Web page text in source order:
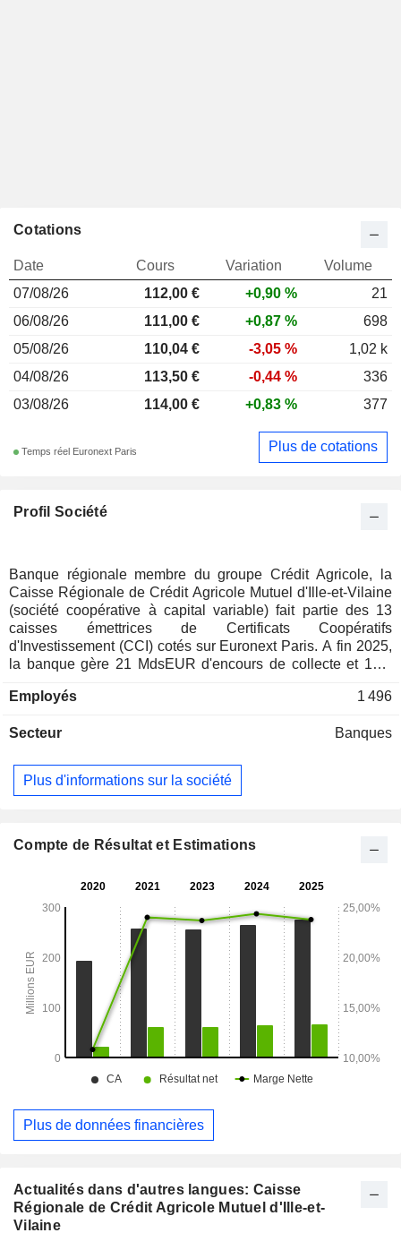
Actualités dans d'autres langues: Caisse
Régionale de Crédit Agricole Mutuel d'Ille-et-
Vilaine
Profil Société
Banque régionale membre du groupe Crédit Agricole, la
Caisse Régionale de Crédit Agricole Mutuel d'Ille-et-Vilaine
(société coopérative à capital variable) fait partie des 13
caisses émettrices de Certificats Coopératifs
d'Investissement (CCI) cotés sur Euronext Paris. A fin 2025,
la banque gère 21 MdsEUR d'encours de collecte et 16,4
Agricole Mutuel d'Ille-et-Vilaine dispose d'un réseau de 46
Employés 1 496
Secteur Banques
Plus d'informations sur la société
Cotations
Date Cours Variation
Volume
07/08/26
112,00 € +0,90 %
21
06/08/26
111,00 € +0,87 %
698
05/08/26
110,04 € -3,05 %
1,02 k
04/08/26
113,50 € -0,44 %
336
03/08/26
114,00 € +0,83 % 377
Temps réel Euronext Paris Plus de cotations
Compte de Résultat et Estimations
Plus de données financières